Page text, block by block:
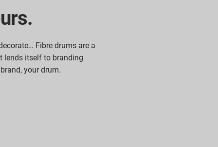
Fibre drums are a
lends itself to branding
your drum.